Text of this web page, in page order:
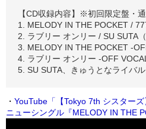
【CD収録内容】※初回限定盤・
1. MELODY IN THE POCKET /
2. ラブリー オンリー / SU SUTA（
3. MELODY IN THE POCKET -
4. ラブリー オンリー -OFF
5. SU SUTA、きゅうとなライバル
・ YouTube「【Tokyo 7th シスター
ニューシングル『MELODY IN THE